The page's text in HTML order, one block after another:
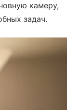
камеру,
задач.